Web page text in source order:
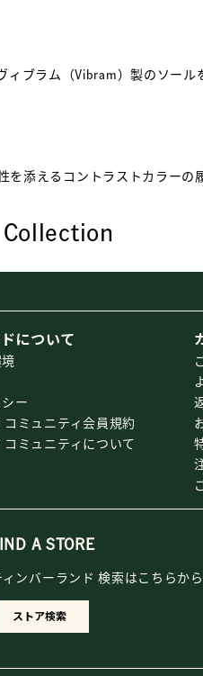
ィブラム（Vibram）製のソー
添えるコントラストカラーの
について
ー
ミュニティ会員規約
ミュニティについて
A STORE
ィンバーランド 検索はこちらから
ストア検索